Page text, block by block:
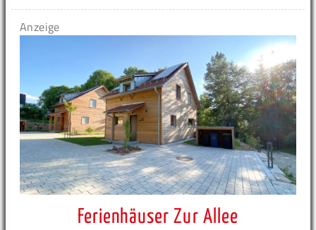
Anzeige
Ferienhäuser Zur Allee